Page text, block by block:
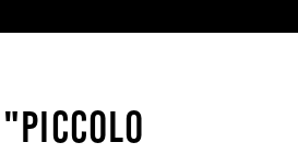
"Piccolo